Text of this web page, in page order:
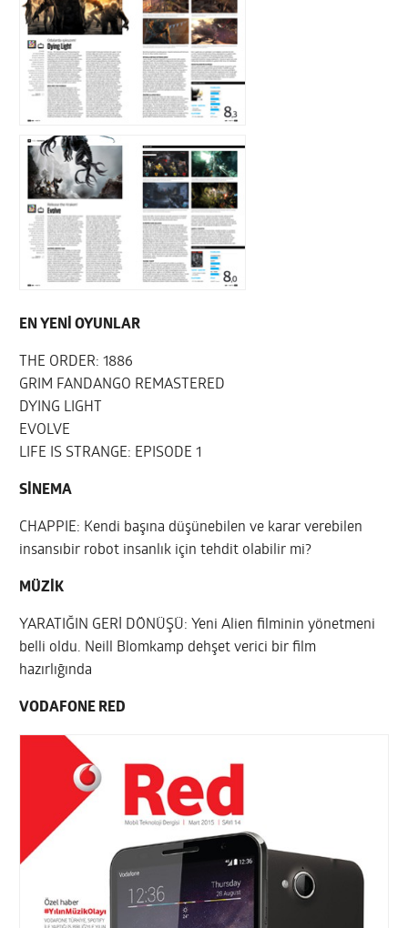
EN YENİ OYUNLAR
THE ORDER: 1886
GRIM FANDANGO REMASTERED
DYING LIGHT
EVOLVE
LIFE IS STRANGE: EPISODE 1
SİNEMA
CHAPPIE: Kendi başına düşünebilen ve karar verebilen
insansıbir robot insanlık için tehdit olabilir mi?
MÜZİK
YARATIĞIN GERİ DÖNÜŞÜ: Yeni Alien filminin yönetmeni
belli oldu. Neill Blomkamp dehşet verici bir film
hazırlığında
VODAFONE RED